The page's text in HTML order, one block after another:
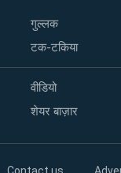
गुल्लक
टक-टकिया
वीडियो
शेयर बाज़ार
Contact us